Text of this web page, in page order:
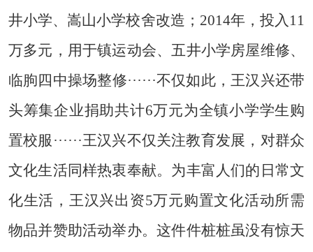
井小学、嵩山小学校舍改造；2014年，投入11
万多元，用于镇运动会、五井小学房屋维修、
临朐四中操场整修······不仅如此，王汉兴还带
头筹集企业捐助共计6万元为全镇小学学生购
置校服······王汉兴不仅关注教育发展，对群众
文化生活同样热衷奉献。为丰富人们的日常文
化生活，王汉兴出资5万元购置文化活动所需
物品并赞助活动举办。这件件桩桩虽没有惊天